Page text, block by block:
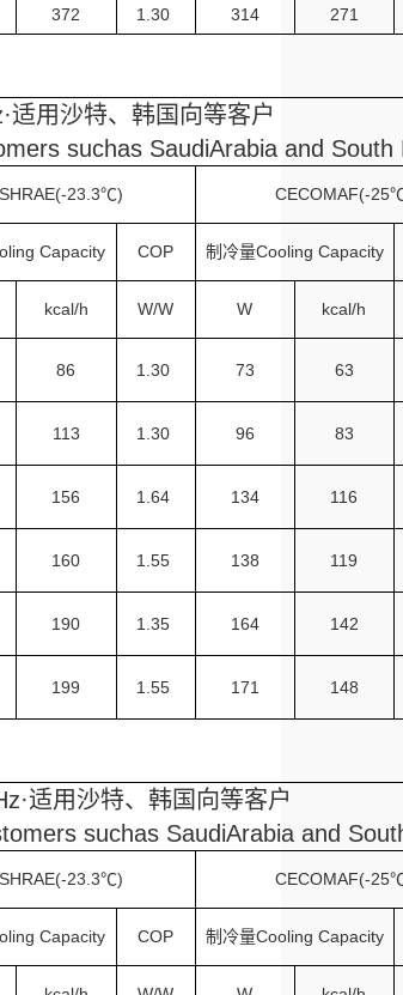
372 1.30 314 271
适用沙特、韩国向等客户
suchas SaudiArabia and South
23.3℃) CECOMAF(-
Capacity COP 制冷量Cooling Capacity
kcal/h W/W W kcal/h
86 1.30 73 63
113 1.30 96 83
156 1.64 134 116
160 1.55 138 119
190 1.35 164 142
199 1.55 171 148
适用沙特、韩国向等客户
suchas SaudiArabia and
23.3℃) CECOMAF(-
Capacity COP 制冷量Cooling Capacity